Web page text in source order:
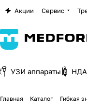
Акции Сервис
УЗИ аппараты НДА
Главная Каталог Гибкая